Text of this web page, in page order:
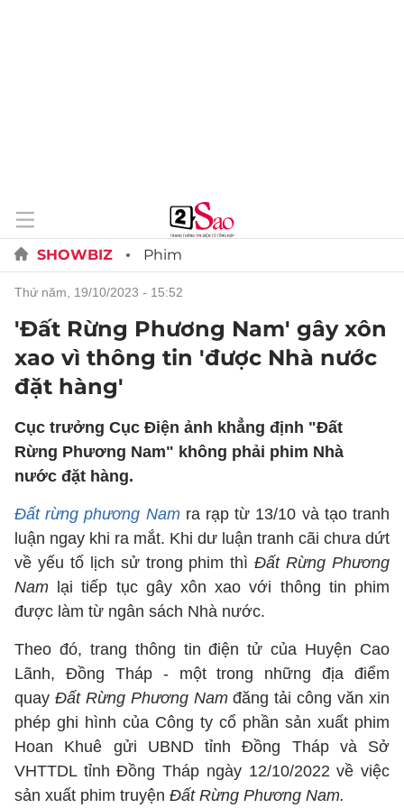
SHOWBIZ Phim
thứ năm, 19/10/2023 - 15:52
'Đất Rừng Phương Nam' gây xôn
xao vì thông tin 'được Nhà nước
đặt hàng'
Cục trưởng Cục Điện ảnh khẳng định "Đất
Rừng Phương Nam" không phải phim Nhà
nước đặt hàng.
Đất rừng phương Namra rạp từ 13/10 và tạo tranh
luận ngay khi ra mắt. Khi dư luận tranh cãi chưa dứt
về yếu tố lịch sử trong phim thìĐất Rừng Phương
Nam lại tiếp tục gây xôn xao với thông tin phim
được làm từ ngân sách Nhà nước.
Theo đó, trang thông tin điện tử của Huyện Cao
Lãnh, Đồng Tháp - một trong những địa điểm
quay Đất Rừng Phương Namđăng tải công văn xin
phép ghi hình của Công ty cổ phần sản xuất phim
Hoan Khuê gửi UBND tỉnh Đồng Tháp và Sở
VHTTDL tỉnh Đồng Tháp ngày 12/10/2022 về việc
sản xuất phim truyện Đất Rừng Phương Nam.